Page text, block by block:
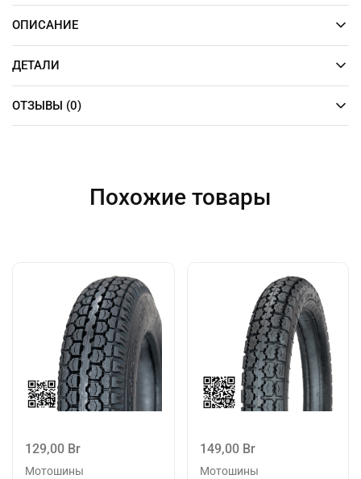
e
:
ОПИСАНИЕ
ДЕТАЛИ
ОТЗЫВЫ (0)
Похожие товары
129,00 Br
Мотошины
149,00 Br
Мотошины